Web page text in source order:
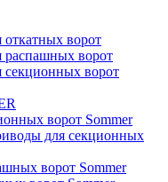
ворот
ворот
ворот
ворот Sommer
для секционных
ворот Sommer